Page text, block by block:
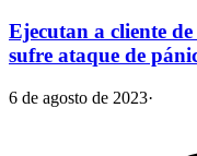
Ejecutan a cliente
sufre ataque de
6 de agosto de 2023·